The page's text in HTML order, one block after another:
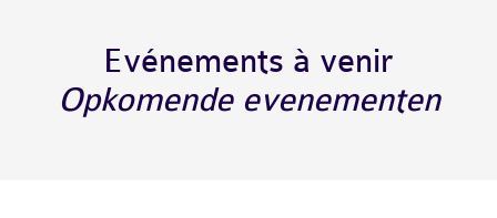
Evénements à venir
Opkomende evenementen